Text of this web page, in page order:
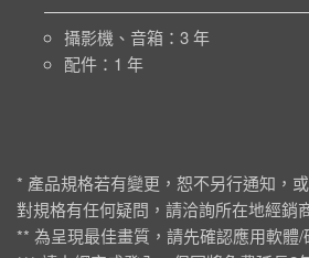
攝影機、音箱：3 年
配件：1 年
* 產品規格若有變更，恕不另行通知，
對規格有任何疑問，請洽詢所在地經銷
** 為呈現最佳畫質，請先確認應用軟體/